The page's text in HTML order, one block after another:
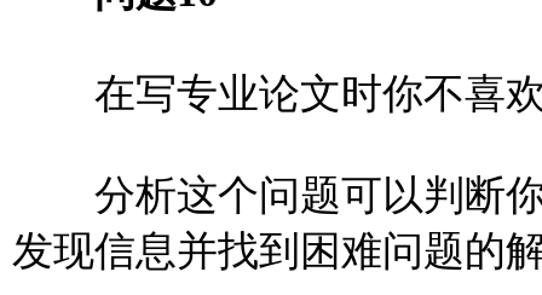
在写专业论文时你不喜欢
分析这个问题可以判断你
发现信息并找到困难问题的